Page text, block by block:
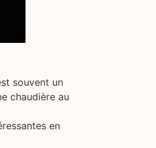
souvent un
chaudière au
en